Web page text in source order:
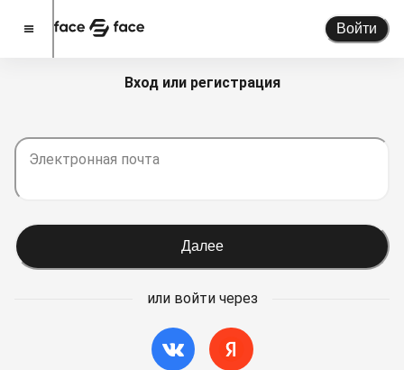
Войти
Стать спикером
Помочь проекту
Спикеры
Партнерство
Тарифы
Вход или регистрация
Электронная почта
Далее
или войти через